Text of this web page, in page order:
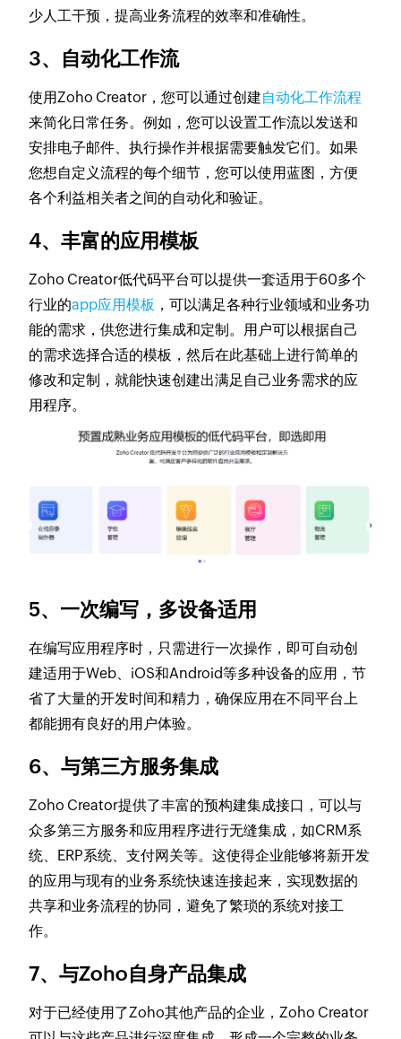
少人工干预，提高业务流程的效率和准确性。
3、自动化工作流
使用Zoho Creator，您可以通过创建自动化工作流程
来简化日常任务。例如，您可以设置工作流以发送和
安排电子邮件、执行操作并根据需要触发它们。如果
您想自定义流程的每个细节，您可以使用蓝图，方便
各个利益相关者之间的自动化和验证。
4、丰富的应用模板
Zoho Creator低代码平台可以提供一套适用于60多个
行业的app应用模板 ，可以满足各种行业领域和业务功
能的需求，供您进行集成和定制。用户可以根据自己
的需求选择合适的模板，然后在此基础上进行简单的
修改和定制，就能快速创建出满足自己业务需求的应
用程序。
5、一次编写，多设备适用
在编写应用程序时，只需进行一次操作，即可自动创
建适用于Web、iOS和Android等多种设备的应用，节
省了大量的开发时间和精力，确保应用在不同平台上
都能拥有良好的用户体验。
6、与第三方服务集成
Zoho Creator提供了丰富的预构建集成接口，可以与
众多第三方服务和应用程序进行无缝集成，如CRM系
统、ERP系统、支付网关等。这使得企业能够将新开发
的应用与现有的业务系统快速连接起来，实现数据的
共享和业务流程的协同，避免了繁琐的系统对接工
作。
7、与Zoho自身产品集成
对于已经使用了Zoho其他产品的企业，Zoho Creator